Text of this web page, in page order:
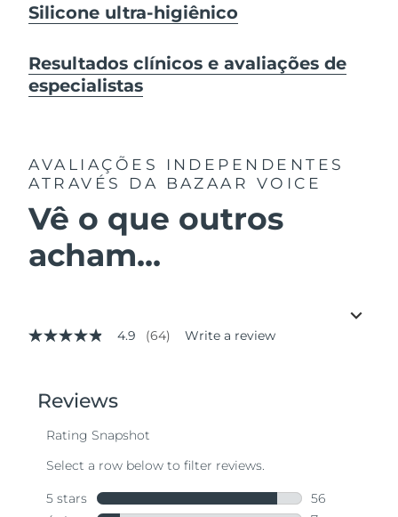
Silicone ultra-higiênico
Resultados clínicos e avaliações de
especialistas
AVALIAÇÕES INDEPENDENTES
ATRAVÉS DA BAZAAR VOICE
Vê o que outros
acham...
4.9
stars,
average
value.
Same
page
4.9 (64) Write a review